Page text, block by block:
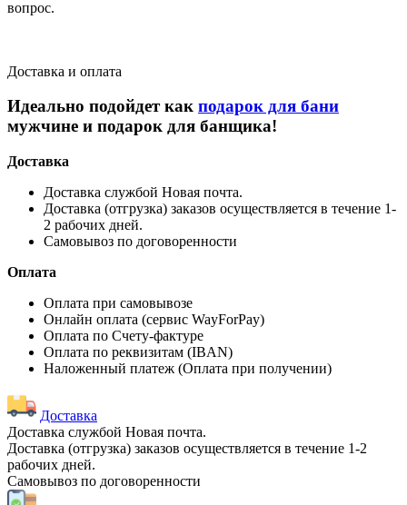
вопрос.
Доставка и оплата
Идеально подойдет как подарок для бани
мужчине и подарок для банщика!
Доставка
Доставка службой Новая почта.
Доставка (отгрузка) заказов осуществляется в течение 1-
2 рабочих дней.
Самовывоз по договоренности
Оплата
Оплата при самовывозе
Онлайн оплата (сервис WayForPay)
Оплата по Счету-фактуре
Оплата по реквизитам (IBAN)
Наложенный платеж (Оплата при получении)
Доставка
Доставка службой Новая почта.
Доставка (отгрузка) заказов осуществляется в течение 1-2
рабочих дней.
Самовывоз по договоренности